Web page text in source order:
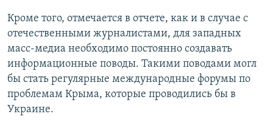
Кроме того, отмечается в отчете, как и в случае с
отечественными журналистами, для западных
масс-медиа необходимо постоянно создавать
информационные поводы. Такими поводами могл
бы стать регулярные международные форумы по
проблемам Крыма, которые проводились бы в
Украине.